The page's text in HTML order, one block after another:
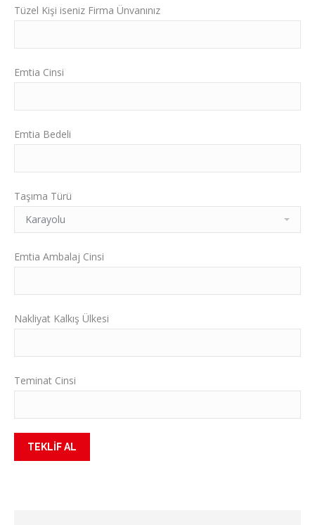
Tüzel Kişi iseniz Firma Ünvanınız
Emtia Cinsi
Emtia Bedeli
Taşıma Türü
Emtia Ambalaj Cinsi
Nakliyat Kalkış Ülkesi
Teminat Cinsi